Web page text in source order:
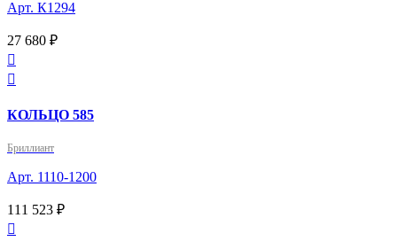
Арт. К1294
27 680 ₽


КОЛЬЦО 585
Бриллиант
Арт. 1110-1200
111 523 ₽
